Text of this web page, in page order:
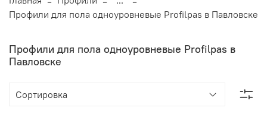
Профили для пола одноуровневые Profilpas в Павловске
Профили для пола одноуровневые Profilpas в
Павловске